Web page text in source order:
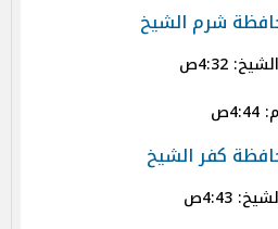
شرم الشيخ
4:32ص
كفر الشيخ
4:43ص